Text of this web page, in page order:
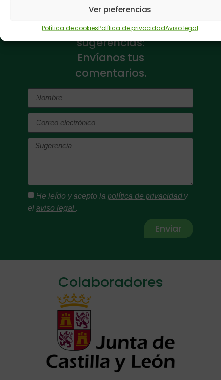
Ver preferencias
Política de cookiesPolítica de privacidadAviso legal
Buzón de
sugerencias:
Envíanos tus
comentarios.
He leído y acepto la política de privacidad y
el aviso legal
Enviar
Colaboradores